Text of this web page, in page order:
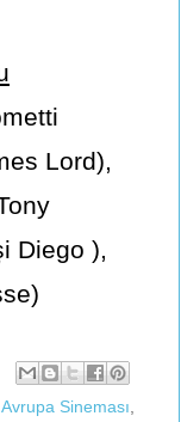
Lord),
Diego ),
Avrupa Sineması